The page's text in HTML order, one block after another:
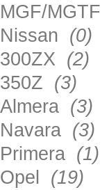
MGF/MGTF
Nissan (0)
300ZX (2)
350Z (3)
Almera (3)
Navara (3)
Primera (1)
Opel (19)